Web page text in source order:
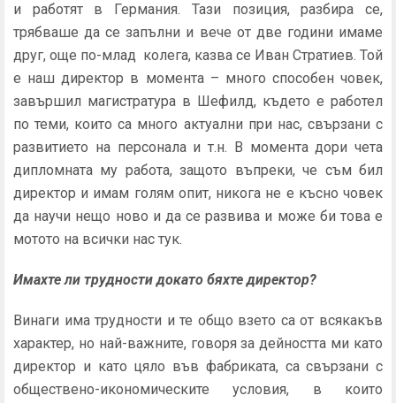
и работят в Германия. Тази позиция, разбира се,
трябваше да се запълни и вече от две години имаме
друг, още по-млад колега, казва се Иван Стратиев. Той
е наш директор в момента – много способен човек,
завършил магистратура в Шефилд, където е работел
по теми, които са много актуални при нас, свързани с
развитието на персонала и т.н. В момента дори чета
дипломната му работа, защото въпреки, че съм бил
директор и имам голям опит, никога не е късно човек
да научи нещо ново и да се развива и може би това е
мотото на всички нас тук.
Имахте ли трудности докато бяхте директор?
Винаги има трудности и те общо взето са от всякакъв
характер, но най-важните, говоря за дейността ми като
директор и като цяло във фабриката, са свързани с
обществено-икономическите условия, в които